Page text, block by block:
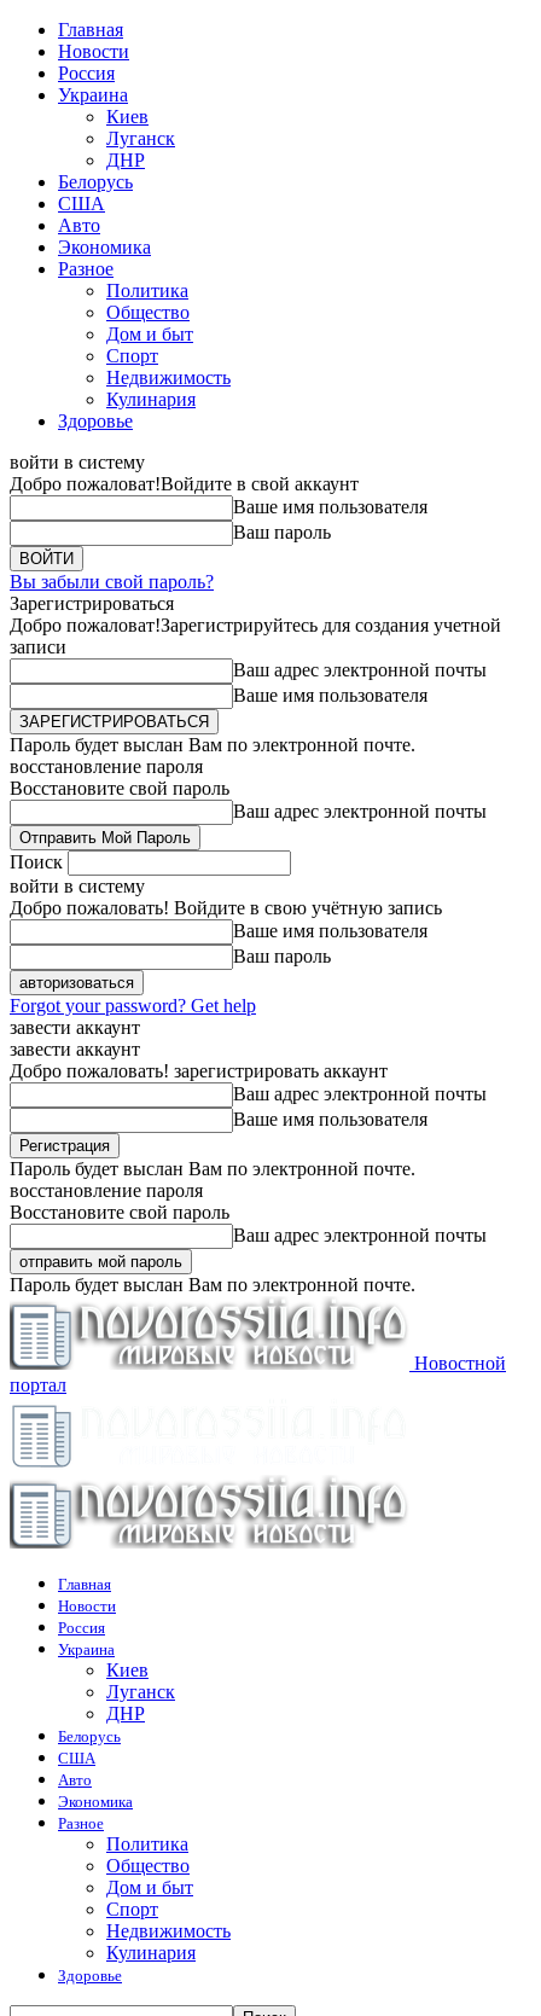
Главная
Новости
Россия
Украина
Киев
Луганск
ДНР
Белорусь
США
Авто
Экономика
Разное
Политика
Общество
Дом и быт
Спорт
Недвижимость
Кулинария
Здоровье
войти в систему
Добро пожаловат!Войдите в свой аккаунт
Ваше имя пользователя
Ваш пароль
Вы забыли свой пароль?
Зарегистрироваться
Добро пожаловат!Зарегистрируйтесь для создания учетной
записи
Ваш адрес электронной почты
Ваше имя пользователя
Пароль будет выслан Вам по электронной почте.
восстановление пароля
Восстановите свой пароль
Ваш адрес электронной почты
Поиск
войти в систему
Добро пожаловать! Войдите в свою учётную запись
Ваше имя пользователя
Ваш пароль
Forgot your password? Get help
завести аккаунт
завести аккаунт
Добро пожаловать! зарегистрировать аккаунт
Ваш адрес электронной почты
Ваше имя пользователя
Пароль будет выслан Вам по электронной почте.
восстановление пароля
Восстановите свой пароль
Ваш адрес электронной почты
Пароль будет выслан Вам по электронной почте.
Новостной
портал
Главная
Новости
Россия
Украина
Киев
Луганск
ДНР
Белорусь
США
Авто
Экономика
Разное
Политика
Общество
Дом и быт
Спорт
Недвижимость
Кулинария
Здоровье